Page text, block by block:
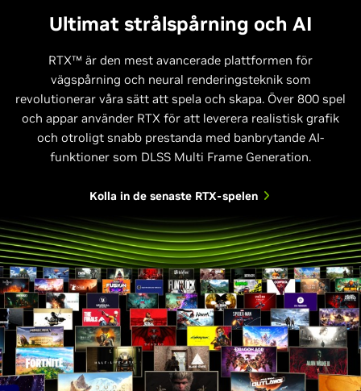
Relativ prestanda
strålrekonstruktion på 40- och 50-serien; Frame gen på 40-serien.
Multi Frame Gen (4x-läge) på 50-serien. Horizon Forbidden West
stöder DLSS 3.
Ultimat strålspårning och AI
RTX™ är den mest avancerade plattformen för
vägspårning och neural renderingsteknik som
revolutionerar våra sätt att spela och skapa. Över 800 spel
och appar använder RTX för att leverera realistisk grafik
och otroligt snabb prestanda med banbrytande AI-
funktioner som DLSS Multi Frame Generation.
Kolla in de senaste RTX-spelen